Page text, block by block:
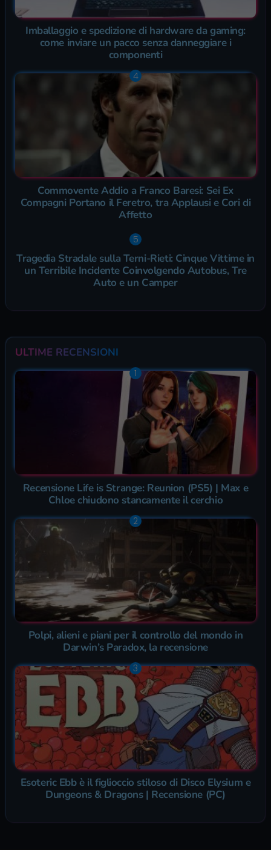
Imballaggio e spedizione di hardware da gaming:
come inviare un pacco senza danneggiare i
componenti
Commovente Addio a Franco Baresi: Sei Ex
Compagni Portano il Feretro, tra Applausi e Cori di
Affetto
Tragedia Stradale sulla Terni-Rieti: Cinque Vittime in
un Terribile Incidente Coinvolgendo Autobus, Tre
Auto e un Camper
ULTIME RECENSIONI
Recensione Life is Strange: Reunion (PS5) | Max e
Chloe chiudono stancamente il cerchio
Polpi, alieni e piani per il controllo del mondo in
Darwin’s Paradox, la recensione
Esoteric Ebb è il figlioccio stiloso di Disco Elysium e
Dungeons & Dragons | Recensione (PC)